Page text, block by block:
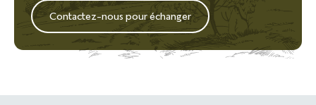
Contactez-nous pour échanger